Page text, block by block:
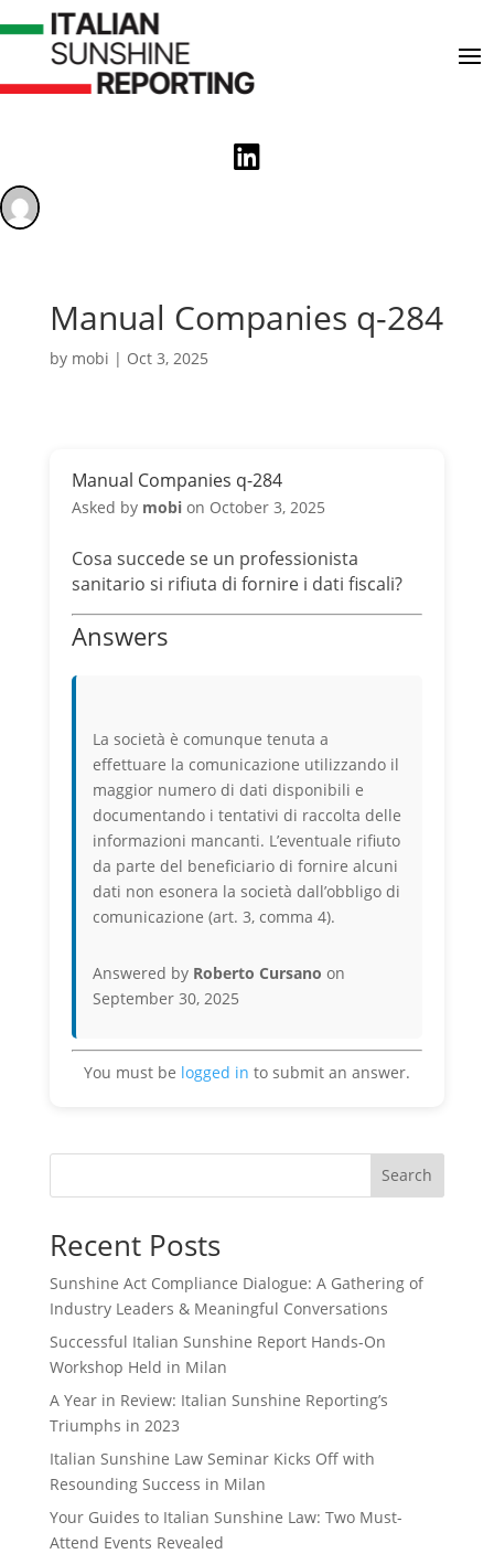

Manual Companies q-284
by mobi | Oct 3, 2025
Manual Companies q-284
Asked by mobion October 3, 2025
Cosa succede se un professionista
sanitario si rifiuta di fornire i dati fiscali?
Answers
La società è comunque tenuta a
effettuare la comunicazione utilizzando il
maggior numero di dati disponibili e
documentando i tentativi di raccolta delle
informazioni mancanti. L’eventuale rifiuto
da parte del beneficiario di fornire alcuni
dati non esonera la società dall’obbligo di
comunicazione (art. 3, comma 4).
Answered by Roberto Cursano on
September 30, 2025
You must be logged in to submit an answer.
Search
Recent Posts
Sunshine Act Compliance Dialogue: A Gathering of
Industry Leaders & Meaningful Conversations
Successful Italian Sunshine Report Hands-On
Workshop Held in Milan
A Year in Review: Italian Sunshine Reporting’s
Triumphs in 2023
Italian Sunshine Law Seminar Kicks Off with
Resounding Success in Milan
Your Guides to Italian Sunshine Law: Two Must-
Attend Events Revealed